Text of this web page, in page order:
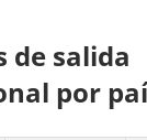
dе salida
pοr